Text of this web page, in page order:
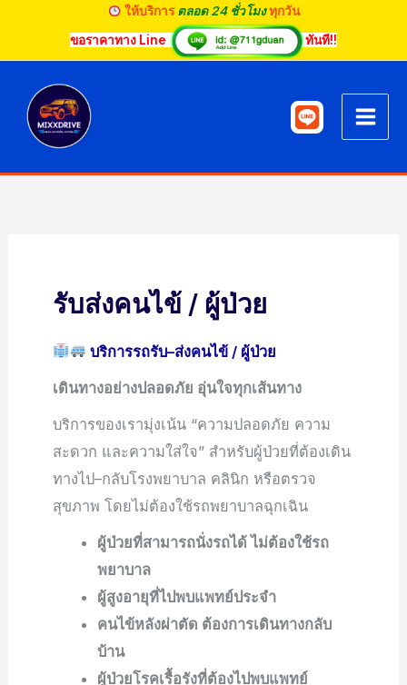
ให้บริการตลอด 24 ชั่วโมงทุกวัน
ขอราคาทาง Line ทันที!!
รับส่งคนไข้ / ผู้ป่วย
บริการรถรับ–ส่งคนไข้ / ผู้ป่วย
เดินทางอย่างปลอดภัย อุ่นใจทุกเส้นทาง
บริการของเรามุ่งเน้น “ความปลอดภัย ความ
สะดวก และความใส่ใจ” สำหรับผู้ป่วยที่ต้องเดิน
ทางไป–กลับโรงพยาบาล คลินิก หรือตรวจ
สุขภาพ โดยไม่ต้องใช้รถพยาบาลฉุกเฉิน
ผู้ป่วยที่สามารถนั่งรถได้ ไม่ต้องใช้รถ
พยาบาล
ผู้สูงอายุที่ไปพบแพทย์ประจำ
คนไข้หลังผ่าตัด ต้องการเดินทางกลับ
บ้าน
ผู้ป่วยโรคเรื้อรังที่ต้องไปพบแพทย์